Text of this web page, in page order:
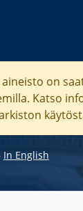
on
Katso
In English